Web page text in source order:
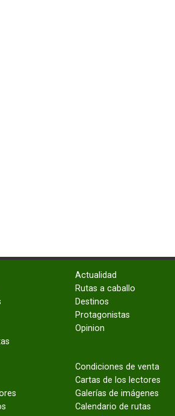
Actualidad
Rutas a caballo
Destinos
Protagonistas
Opinion
Condiciones de venta
Cartas de los lectores
Galerías de imágenes
Calendario de rutas